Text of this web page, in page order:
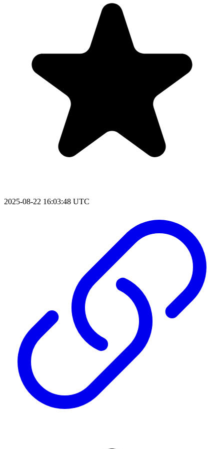
2025-08-22 16:03:48 UTC